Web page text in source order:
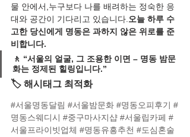
물 안에서,누구보다 나를 배려하는 정숙한 응
대와 공간이 기다리고 있습니다.오늘 하루 수
고한 당신에게 명동은 과하지 않은 위로를 준
비합니다.
🚶 “서울의 얼굴, 그 조용한 이면 – 명동 밤문
화는 정제된 힐링입니다.”
🏷️ 해시태그 최적화
#서울명동달림 #서울밤문화 #명동오피후기 #
명동스웨디시 #중구마사지샵 #서울립카페 #
서울프라이빗업체 #명동유흥추천 #도심혼술